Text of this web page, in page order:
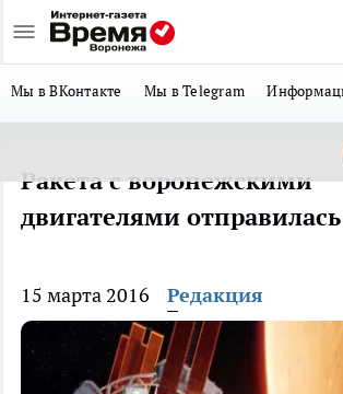
Мы в ВКонтакте Мы в Telegram
Ракета с воронежскими
двигателями
15 марта 2016 Редакция